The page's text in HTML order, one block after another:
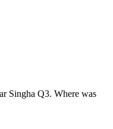
Singha Q3. Where was